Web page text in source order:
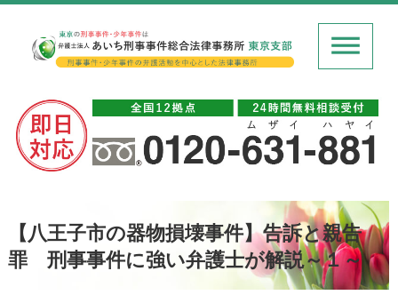
【八王子市の器物損壊事件】告訴と親告
罪 刑事事件に強い弁護士が解説～１～